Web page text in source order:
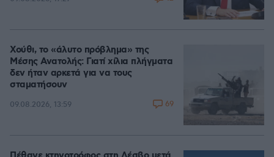
Χούθι, το «άλυτο πρόβλημα» της
Μέσης Ανατολής: Γιατί χίλια πλήγματα
δεν ήταν αρκετά για να τους
σταματήσουν
09.08.2026, 13:59 69